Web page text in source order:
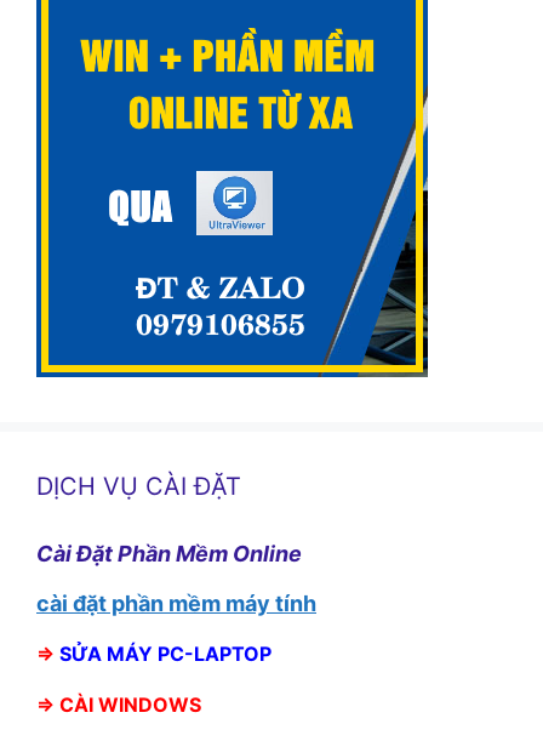
DỊCH VỤ CÀI ĐẶT
Cài Đặt Phần Mềm Online
cài đặt phần mềm máy tính
⇒ SỬA MÁY PC-LAPTOP
⇒ CÀI WINDOWS